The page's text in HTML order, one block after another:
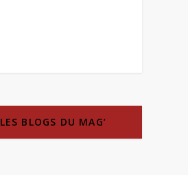
LES BLOGS DU MAG’